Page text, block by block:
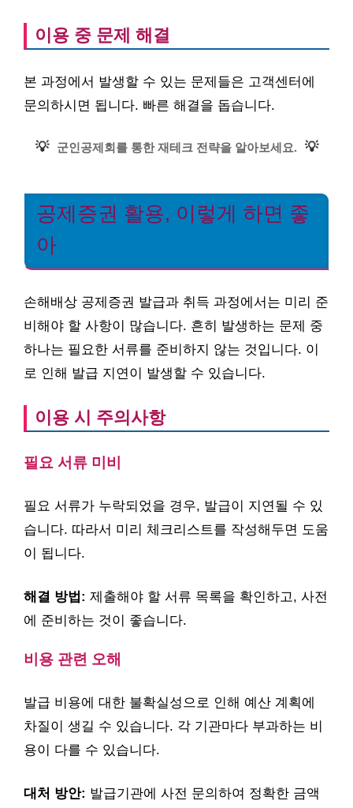
이용 중 문제 해결
본 과정에서 발생할 수 있는 문제들은 고객센터에
문의하시면 됩니다. 빠른 해결을 돕습니다.
💡 군인공제회를 통한 재테크 전략을 알아보세요. 💡
공제증권 활용, 이렇게 하면 좋
아
손해배상 공제증권 발급과 취득 과정에서는 미리 준
비해야 할 사항이 많습니다. 흔히 발생하는 문제 중
하나는 필요한 서류를 준비하지 않는 것입니다. 이
로 인해 발급 지연이 발생할 수 있습니다.
이용 시 주의사항
필요 서류 미비
필요 서류가 누락되었을 경우, 발급이 지연될 수 있
습니다. 따라서 미리 체크리스트를 작성해두면 도움
이 됩니다.
해결 방법: 제출해야 할 서류 목록을 확인하고, 사전
에 준비하는 것이 좋습니다.
비용 관련 오해
발급 비용에 대한 불확실성으로 인해 예산 계획에
차질이 생길 수 있습니다. 각 기관마다 부과하는 비
용이 다를 수 있습니다.
대처 방안: 발급기관에 사전 문의하여 정확한 금액